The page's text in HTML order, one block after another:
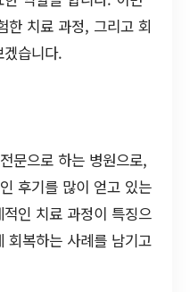
한 치료 과정, 그리고 회
습니다.
문으로 하는 병원으로,
후기를 많이 얻고 있는
인 치료 과정이 특징으
회복하는 사례를 남기고